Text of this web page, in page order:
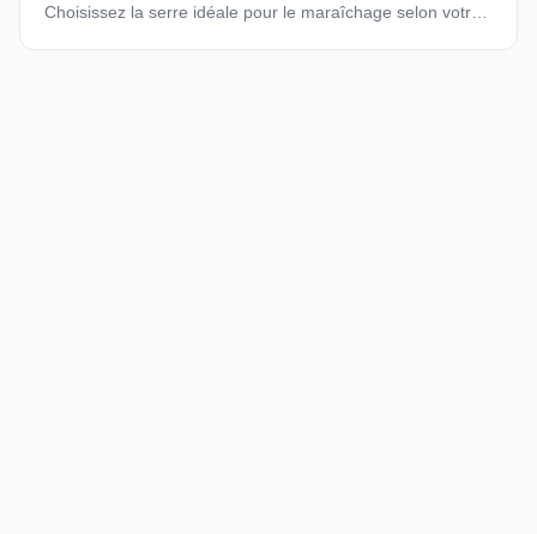
Choisissez la serre idéale pour le maraîchage selon votre